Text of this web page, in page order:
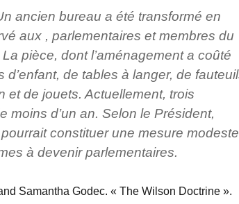
ancien bureau a été transformé en
aux , parlementaires et membres du
pièce, dont l’aménagement a coûté
de tables à langer, de
et de jouets. Actuellement, trois
moins d’un an. Selon le Président,
constituer une mesure modeste
à devenir parlementaires.
Samantha Godec. « The Wilson Doctrine ».